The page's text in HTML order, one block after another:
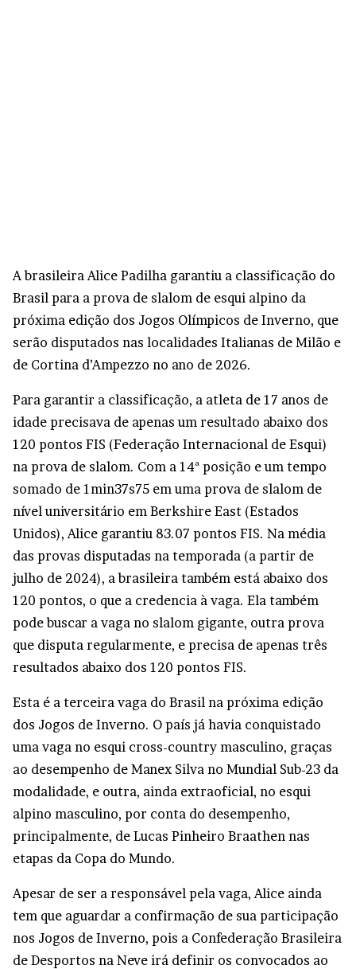
A brasileira Alice Padilha garantiu a classificação do
Brasil para a prova de slalom de esqui alpino da
próxima edição dos Jogos Olímpicos de Inverno, que
serão disputados nas localidades Italianas de Milão e
de Cortina d’Ampezzo no ano de 2026.
Para garantir a classificação, a atleta de 17 anos de
idade precisava de apenas um resultado abaixo dos
120 pontos FIS (Federação Internacional de Esqui)
na prova de slalom. Com a 14ª posição e um tempo
somado de 1min37s75 em uma prova de slalom de
nível universitário em Berkshire East (Estados
Unidos), Alice garantiu 83.07 pontos FIS. Na média
das provas disputadas na temporada (a partir de
julho de 2024), a brasileira também está abaixo dos
120 pontos, o que a credencia à vaga. Ela também
pode buscar a vaga no slalom gigante, outra prova
que disputa regularmente, e precisa de apenas três
resultados abaixo dos 120 pontos FIS.
Esta é a terceira vaga do Brasil na próxima edição
dos Jogos de Inverno. O país já havia conquistado
uma vaga no esqui cross-country masculino, graças
ao desempenho de Manex Silva no Mundial Sub-23 da
modalidade, e outra, ainda extraoficial, no esqui
alpino masculino, por conta do desempenho,
principalmente, de Lucas Pinheiro Braathen nas
etapas da Copa do Mundo.
Apesar de ser a responsável pela vaga, Alice ainda
tem que aguardar a confirmação de sua participação
nos Jogos de Inverno, pois a Confederação Brasileira
de Desportos na Neve irá definir os convocados ao